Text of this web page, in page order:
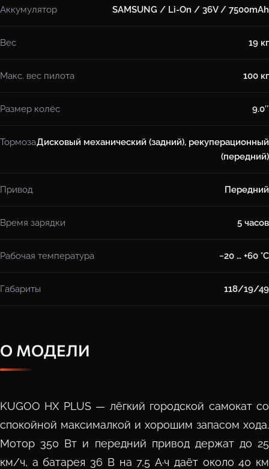
Аккумулятор SAMSUNG / Li-On / 36V / 7500mAh
Вес 19 кг
Макс. вес пилота 100 кг
Размер колёс 9.0″
ТормозаДисковый механический (задний), рекуперационный
(передний)
Привод Передний
Время зарядки 5 часов
Рабочая температура −20 … +60 °C
Габариты 118/19/49
О МОДЕЛИ
KUGOO HX PLUS — лёгкий городской самокат со
спокойной максималкой и хорошим запасом хода.
Мотор 350 Вт и передний привод держат до 25
км/ч, а батарея 36 В на 7,5 А·ч даёт около 40 км